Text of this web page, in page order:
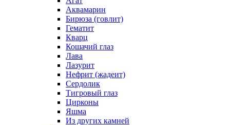
Аквамарин
Бирюза (говлит)
Гематит
Кварц
Кошачий глаз
Лава
Лазурит
Нефрит (жадеит)
Сердолик
Тигровый глаз
Цирконы
Яшма
Из других камней